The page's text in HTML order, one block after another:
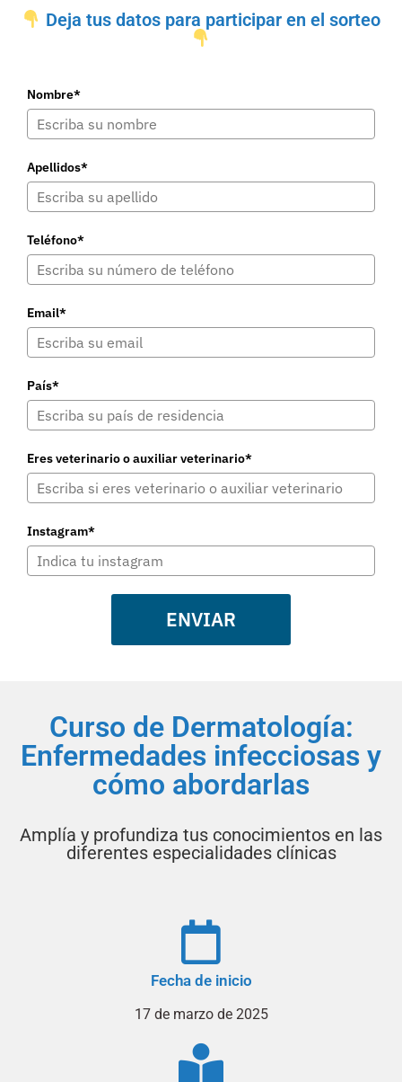
Deja tus datos para participar en el sorteo
Nombre*
Apellidos*
Teléfono*
Email*
País*
Eres veterinario o auxiliar veterinario*
Instagram*
ENVIAR
Curso de Dermatología:
Enfermedades infecciosas y
cómo abordarlas
Amplía y profundiza tus conocimientos en las
diferentes especialidades clínicas
Fecha de inicio
17 de marzo de 2025